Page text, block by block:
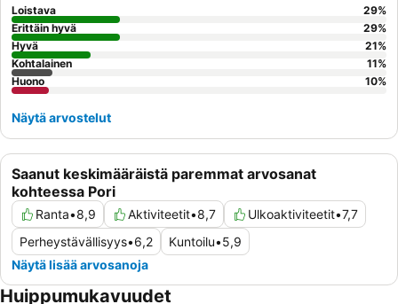
olisi mahdollisimman miellyttävä, vieraat suosittelevat
huomioimaan lisämaksut esimerkiksi siivouksesta ja
liinavaatteista, ja harkitsemaan omien polttopuiden tuomista
merkityille grillausalueille.
Saanut keskimääräistä paremmat arvosanat
kohteessa Pori
Ranta•8,9 Aktiviteetit•8,7 Ulkoaktiviteetit•7,7
Perheystävällisyys•6,2 Kuntoilu•5,9
Näytä lisää arvosanoja
Loistava 29%
Erittäin hyvä
29%
Hyvä
21%
Kohtalainen
11%
Huono
10%
Näytä arvostelut
Huippumukavuudet